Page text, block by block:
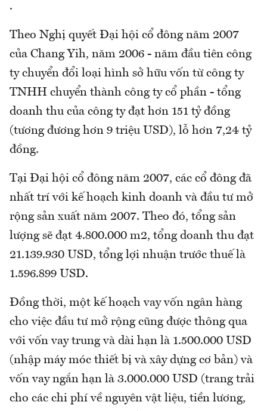
.
Theo Nghị quyết Đại hội cổ đông năm 2007
của Chang Yih, năm 2006 - năm đầu tiên công
ty chuyển đổi loại hình sở hữu vốn từ công ty
TNHH chuyển thành công ty cổ phần - tổng
doanh thu của công ty đạt hơn 151 tỷ đồng
(tương đương hơn 9 triệu USD), lỗ hơn 7,24 tỷ
đồng.
Tại Đại hội cổ đông năm 2007, các cổ đông đã
nhất trí với kế hoạch kinh doanh và đầu tư mở
rộng sản xuất năm 2007. Theo đó, tổng sản
lượng sẽ đạt 4.800.000 m2, tổng doanh thu đạt
21.139.930 USD, tổng lợi nhuận trước thuế là
1.596.899 USD.
Đồng thời, một kế hoạch vay vốn ngân hàng
cho việc đầu tư mở rộng cũng được thông qua
với vốn vay trung và dài hạn là 1.500.000 USD
(nhập máy móc thiết bị và xây dựng cơ bản) và
vốn vay ngắn hạn là 3.000.000 USD (trang trải
cho các chi phí về nguyên vật liệu, tiền lương,